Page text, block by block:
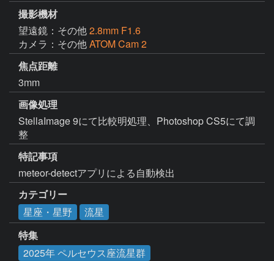
撮影機材
望遠鏡：その他2.8mm F1.6
カメラ：その他ATOM Cam 2
焦点距離
3mm
画像処理
StellaImage 9にて比較明処理、Photoshop CS5にて調
整
特記事項
meteor-detectアプリによる自動検出
カテゴリー
星座・星野
流星
特集
2025年 ペルセウス座流星群